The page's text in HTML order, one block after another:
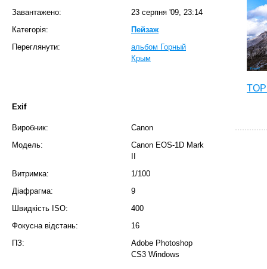
Завантажено:
23 серпня '09, 23:14
Категорія:
Пейзаж
Переглянути:
альбом Горный
Крым
Exif
Виробник:
Canon
Модель:
Canon EOS-1D Mark
Витримка:
1/100
Діафрагма:
9
Швидкість ISO:
400
Фокусна відстань:
16
ПЗ:
Adobe Photoshop
CS3 Windows